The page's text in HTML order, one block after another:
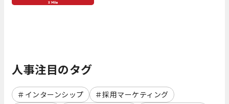
人事注目のタグ
インターンシップ
採用マーケティング